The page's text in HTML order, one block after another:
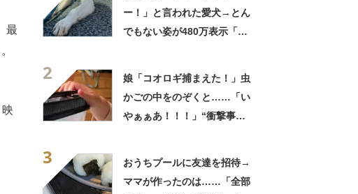
最
ー！」と言われた愛犬→とん
でもない姿が480万表示「ど
2
娘「コオロギ捕まえた！」虫
かごの中をのぞくと……「い
やぁぁあ！！！」“衝撃事
3
おうちプールに友達を招待→
ママが作ったのは……「全部